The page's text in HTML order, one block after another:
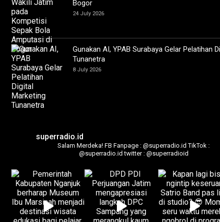
Bogor
24 July 2026
Gunakan AI, YPAB Surabaya Gelar Pelatihan
Tunanetra
8 July 2026
superradio.id
Salam Merdeka! FB Fanpage : @superradio.id TikTok :
@superradio.id twitter : @superradioid